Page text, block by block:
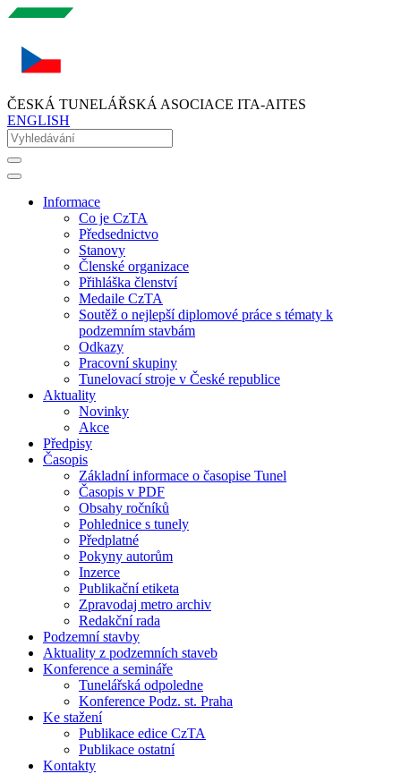
ČESKÁ TUNELÁŘSKÁ ASOCIACE ITA-AITES
ENGLISH
Informace
Co je CzTA
Předsednictvo
Stanovy
Členské organizace
Přihláška členství
Medaile CzTA
Soutěž o nejlepší diplomové práce s tématy k
podzemním stavbám
Odkazy
Pracovní skupiny
Tunelovací stroje v České republice
Aktuality
Novinky
Akce
Předpisy
Časopis
Základní informace o časopise Tunel
Časopis v PDF
Obsahy ročníků
Pohlednice s tunely
Předplatné
Pokyny autorům
Inzerce
Publikační etiketa
Zpravodaj metro archiv
Redakční rada
Podzemní stavby
Aktuality z podzemních staveb
Konference a semináře
Tunelářská odpoledne
Konference Podz. st. Praha
Ke stažení
Publikace edice CzTA
Publikace ostatní
Kontakty